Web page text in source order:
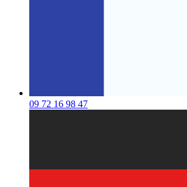
09 72 16 98 47